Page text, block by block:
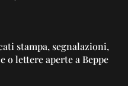
stampa, segnalazioni,
lettere aperte a Beppe